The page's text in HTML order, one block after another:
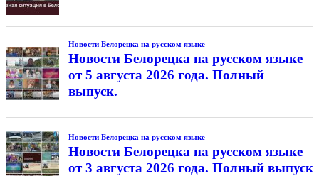
Новости Белорецка на русском языке
Новости Белорецка на русском языке
от 5 августа 2026 года. Полный
выпуск.
Новости Белорецка на русском языке
Новости Белорецка на русском языке
от 3 августа 2026 года. Полный выпуск